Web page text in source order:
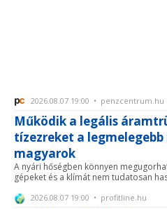
2026.08.07 19:00 • penzcentrum.hu
Működik a legális
tízezreket a
magyarok
A nyári hőségben könnyen
gépeket és a klímát nem tudatosan
2026.08.07 19:00 • profitline.hu